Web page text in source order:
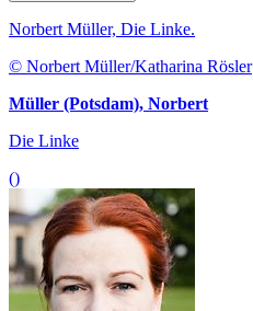
Norbert Müller, Die Linke.
© Norbert Müller/Katharina Rösler
Müller (Potsdam), Norbert
Die Linke
()